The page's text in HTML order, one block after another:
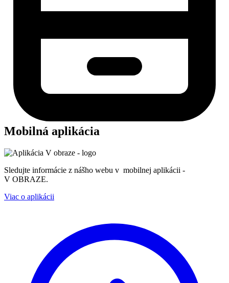
Mobilná aplikácia
Sledujte informácie z nášho webu v mobilnej aplikácii -
V OBRAZE.
Viac o aplikácii